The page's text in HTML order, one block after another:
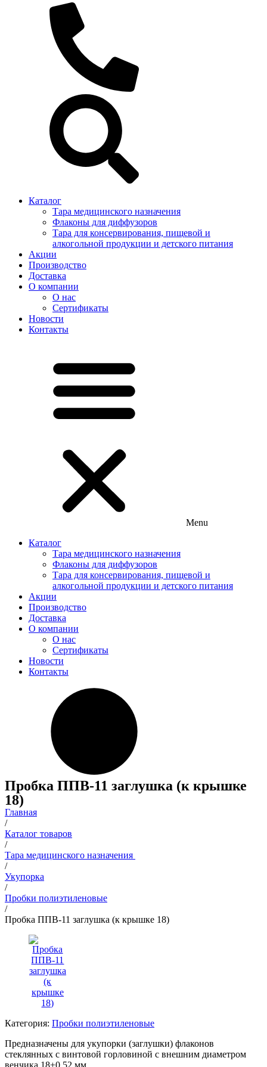
Каталог
Тара медицинского назначения
Флаконы для диффузоров
Тара для консервирования, пищевой и
алкогольной продукции и детского питания
Акции
Производство
Доставка
О компании
О нас
Сертификаты
Новости
Контакты
Menu
Каталог
Тара медицинского назначения
Флаконы для диффузоров
Тара для консервирования, пищевой и
алкогольной продукции и детского питания
Акции
Производство
Доставка
О компании
О нас
Сертификаты
Новости
Контакты
Пробка ППВ-11 заглушка (к крышке
18)
Главная
/
Каталог товаров
/
Тара медицинского назначения
/
Укупорка
/
Пробки полиэтиленовые
/
Пробка ППВ-11 заглушка (к крышке 18)
Категория: Пробки полиэтиленовые
Предназначены для укупорки (заглушки) флаконов
стеклянных с винтовой горловиной с внешним диаметром
венчика 18±0,52 мм.